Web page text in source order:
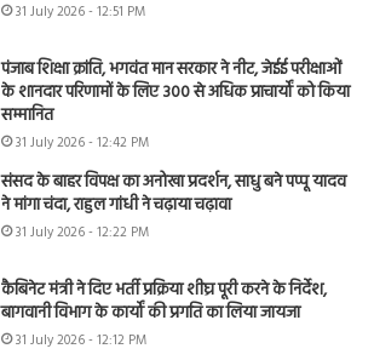
31 July 2026 - 12:51 PM
पंजाब शिक्षा क्रांति, भगवंत मान सरकार ने नीट, जेईई परीक्षाओं
के शानदार परिणामों के लिए 300 से अधिक प्राचार्यों को किया
सम्मानित
31 July 2026 - 12:42 PM
संसद के बाहर विपक्ष का अनोखा प्रदर्शन, साधु बने पप्पू यादव
ने मांगा चंदा, राहुल गांधी ने चढ़ाया चढ़ावा
31 July 2026 - 12:22 PM
कैबिनेट मंत्री ने दिए भर्ती प्रक्रिया शीघ्र पूरी करने के निर्देश,
बागवानी विभाग के कार्यों की प्रगति का लिया जायजा
31 July 2026 - 12:12 PM